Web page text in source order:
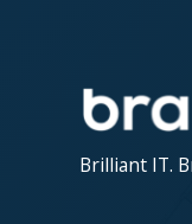
Brilliant IT.